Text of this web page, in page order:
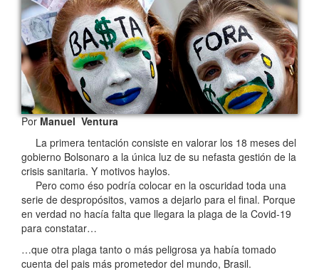
PorManuel Ventura
La primera tentación consiste en valorar los 18 meses del
gobierno Bolsonaro a la única luz de su nefasta gestión de la
crisis sanitaria. Y motivos haylos.
Pero como éso podría colocar en la oscuridad toda una
serie de despropósitos, vamos a dejarlo para el final. Porque
en verdad no hacía falta que llegara la plaga de la Covid-19
para constatar…
…que otra plaga tanto o más peligrosa ya había tomado
cuenta del pais más prometedor del mundo, Brasil.